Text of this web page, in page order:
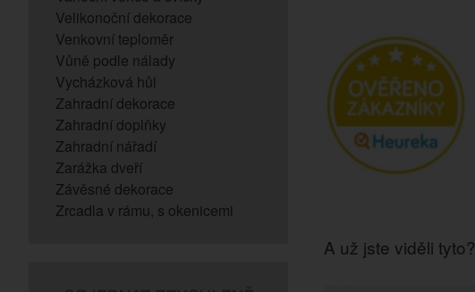
Velikonoční dekorace
Venkovní teploměr
Vůně podle nálady
Vycházková hůl
Zahradní dekorace
Zahradní doplňky
Zahradní nářadí
Zarážka dveří
Závěsné dekorace
Zrcadla v rámu, s okenicemi
A už jste viděli tyto?